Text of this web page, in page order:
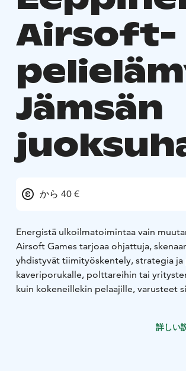
Airsoft-
Jämsän
から 40 €
Energistä ulkoilmatoimintaa vain
Airsoft Games tarjoaa ohjattuja,
yhdistyvät tiimityöskentely, strategia
kaveriporukalle, polttareihin tai
kuin kokeneillekin pelaajille, varusteet
詳しい